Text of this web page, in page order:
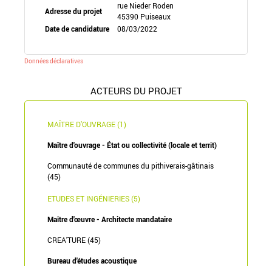
Adresse du projet
rue Nieder Roden
45390 Puiseaux
Date de candidature
08/03/2022
Données déclaratives
ACTEURS DU PROJET
MAÎTRE D'OUVRAGE (1)
Maître d'ouvrage - État ou collectivité (locale et territ)
Communauté de communes du pithiverais-gâtinais
(45)
ETUDES ET INGÉNIERIES (5)
Maître d'œuvre - Architecte mandataire
CREA'TURE (45)
Bureau d'études acoustique